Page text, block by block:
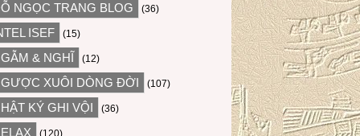
NGỌC TRANG BLOG (36)
ISEF (15)
& NGHĨ (12)
XUÔI DÒNG ĐỜI (107)
KÝ GHI VỘI (36)
(120)